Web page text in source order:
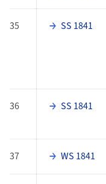
35 SS 1841
36 SS 1841
37 WS 1841